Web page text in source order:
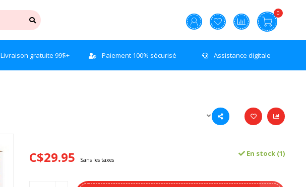
0
Livraison gratuite 99$+ Paiement 100% sécurisé Assistance digitale
C$29.95 Sans les taxes
En stock (1)